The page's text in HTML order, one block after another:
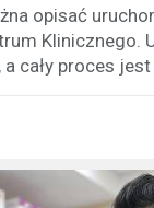
opisać
Klinicznego.
cały proces jest